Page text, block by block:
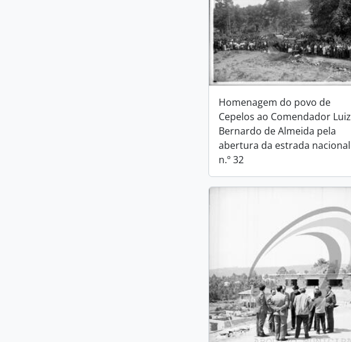
Homenagem do povo de
Cepelos ao Comendador Luiz
Bernardo de Almeida pela
abertura da estrada nacional
n.º 32